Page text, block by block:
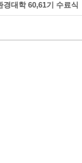
경대학 60,61기 수료식